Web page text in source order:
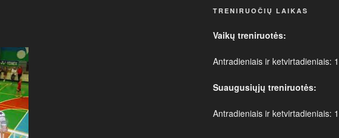
TRENIRUOČIŲ LAIKAS
Vaikų treniruotės:
Antradieniais ir ketvirtadieniais:
Suaugusiųjų treniruotės:
Antradieniais ir ketvirtadieniais: